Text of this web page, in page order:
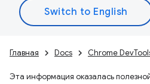
Главная Docs Chrome
Эта информация оказалась